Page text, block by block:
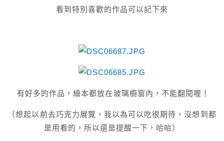
看到特別喜歡的作品可以記下來
有好多的作品，繪本都放在玻璃櫥窗內，不能翻閱喔！
（想起以前去巧克力展覽，我以為可以吃很期待，沒想到都
是用看的，所以還是提醒一下，哈哈）